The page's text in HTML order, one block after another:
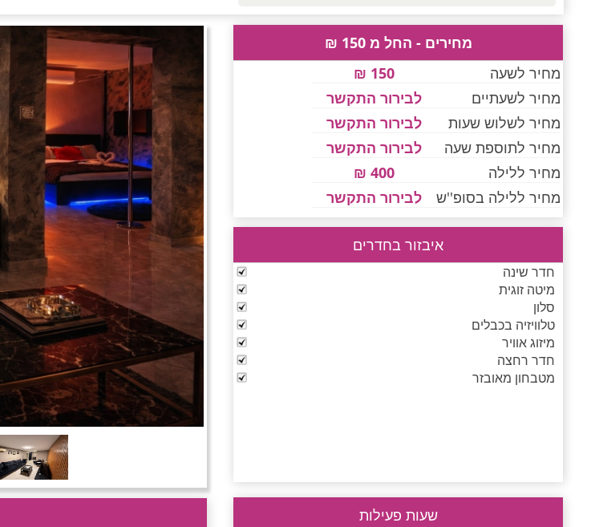
מחירים - החל מ 150 ₪
מחיר לשעה
150 ₪
מחיר לשעתיים
לבירור התקשר
מחיר לשלוש שעות
לבירור התקשר
מחיר לתוספת שעה
לבירור התקשר
מחיר ללילה
400 ₪
מחיר ללילה בסופ''ש
לבירור התקשר
איבזור בחדרים
חדר שינה
מיטה זוגית
סלון
טלוויזיה בכבלים
מיזוג אוויר
חדר רחצה
מטבחון מאובזר
שעות פעילות